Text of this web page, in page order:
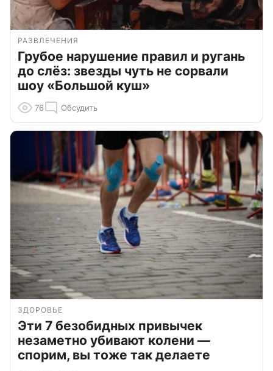
РАЗВЛЕЧЕНИЯ
Грубое нарушение правил и ругань
до слёз: звезды чуть не сорвали
шоу «Большой куш»
76 Обсудить
ЗДОРОВЬЕ
Эти 7 безобидных привычек
незаметно убивают колени —
спорим, вы тоже так делаете